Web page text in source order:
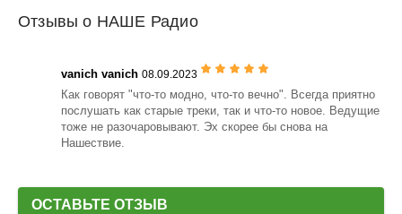
Отзывы о НАШЕ Радио
vanich vanich 08.09.2023
Как говорят "что-то модно, что-то вечно". Всегда приятно
послушать как старые треки, так и что-то новое. Ведущие
тоже не разочаровывают. Эх скорее бы снова на
Нашествие.
ОСТАВЬТЕ ОТЗЫВ